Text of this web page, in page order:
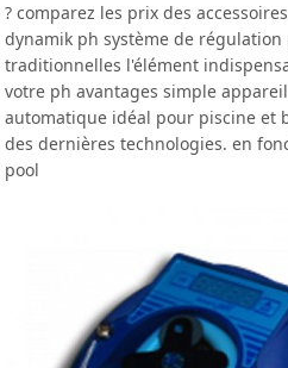
? comparez les prix des
dynamik ph système de
traditionnelles l'élément
votre ph avantages simple
automatique idéal pour piscine et
des dernières technologies. en
pool